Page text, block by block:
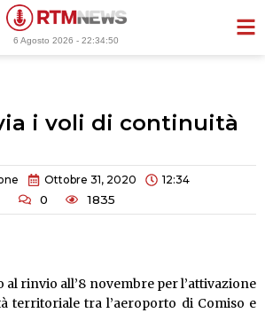
6 Agosto 2026 -22:34:50
i voli di continuità
Ottobre 31, 2020 12:34
0 1835
al rinvio all’8 novembre per l’attivazione
territoriale tra l’aeroporto di Comiso e